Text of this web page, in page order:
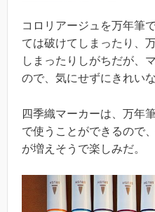
コロリアージュを万年筆
ては破けてしまったり、
しまったりしがちだが、
ので、気にせずにきれい
四季織マーカーは、万年
で使うことができるので
が増えそうで楽しみだ。